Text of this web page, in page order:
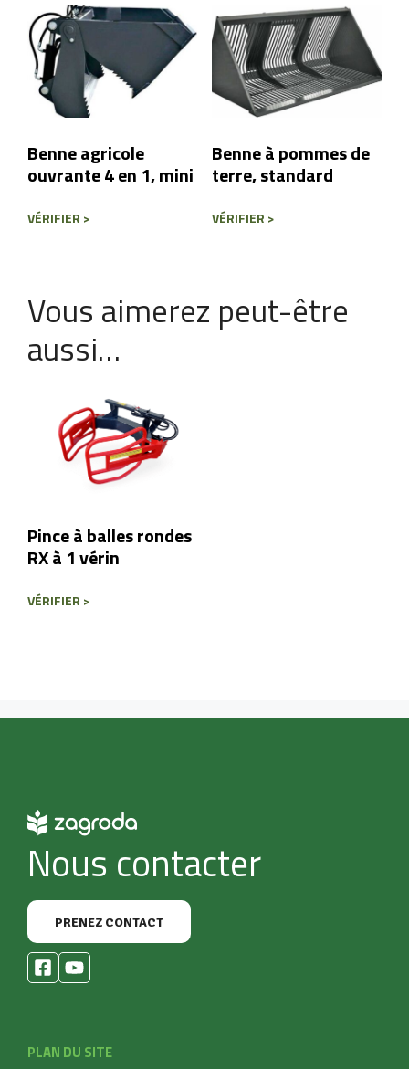
Envoyer un message
Benne agricole
ouvrante 4 en 1, mini
VÉRIFIER >
Benne à pommes de
terre, standard
VÉRIFIER >
Vous aimerez peut-être
aussi…
Pince à balles rondes
RX à 1 vérin
VÉRIFIER >
Nous contacter
PRENEZ CONTACT
PLAN DU SITE